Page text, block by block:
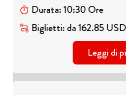
Durata:10:30Ore
Biglietti:da162.85 USD
Leggi di